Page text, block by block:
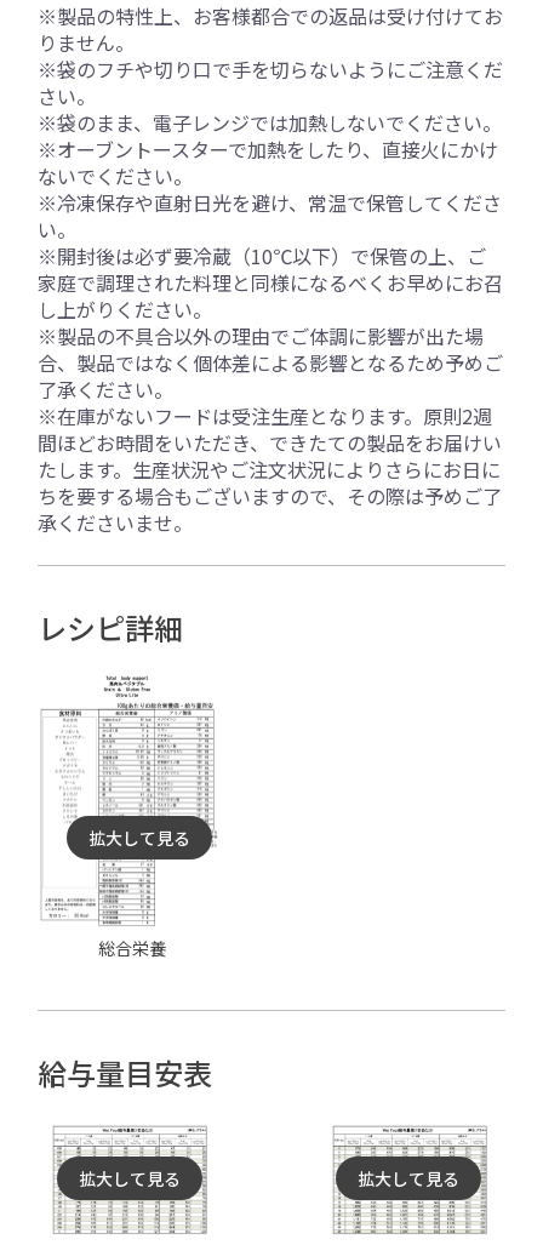
※製品の特性上、お客様都合での返品は受け付けてお
りません。
※袋のフチや切り口で手を切らないようにご注意くだ
さい。
※袋のまま、電子レンジでは加熱しないでください。
※オーブントースターで加熱をしたり、直接火にかけ
ないでください。
※冷凍保存や直射日光を避け、常温で保管してくださ
い。
※開封後は必ず要冷蔵（10℃以下）で保管の上、ご
家庭で調理された料理と同様になるべくお早めにお召
し上がりください。
※製品の不具合以外の理由でご体調に影響が出た場
合、製品ではなく個体差による影響となるため予めご
了承ください。
※在庫がないフードは受注生産となります。原則2週
間ほどお時間をいただき、できたての製品をお届けい
たします。生産状況やご注文状況によりさらにお日に
ちを要する場合もございますので、その際は予めご了
承くださいませ。
レシピ詳細
総合栄養
拡大して見る
給与量目安表
拡大して見る 拡大して見る